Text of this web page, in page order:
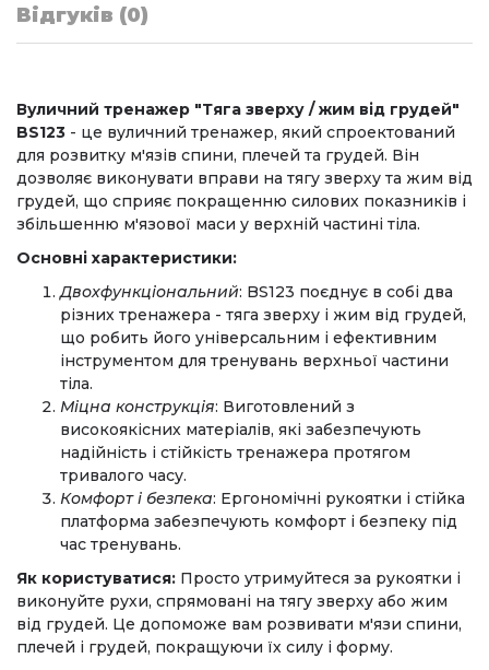
Відгуків (0)
Вуличний тренажер "Тяга зверху / жим від грудей"
BS123 - це вуличний тренажер, який спроектований
для розвитку м'язів спини, плечей та грудей. Він
дозволяє виконувати вправи на тягу зверху та жим від
грудей, що сприяє покращенню силових показників і
збільшенню м'язової маси у верхній частині тіла.
Основні характеристики:
Двохфункціональний: BS123 поєднує в собі два
різних тренажера - тяга зверху і жим від грудей,
що робить його універсальним і ефективним
інструментом для тренувань верхньої частини
тіла.
Міцна конструкція: Виготовлений з
високоякісних матеріалів, які забезпечують
надійність і стійкість тренажера протягом
тривалого часу.
Комфорт і безпека: Ергономічні рукоятки і стійка
платформа забезпечують комфорт і безпеку під
час тренувань.
Як користуватися: Просто утримуйтеся за рукоятки і
виконуйте рухи, спрямовані на тягу зверху або жим
від грудей. Це допоможе вам розвивати м'язи спини,
плечей і грудей, покращуючи їх силу і форму.